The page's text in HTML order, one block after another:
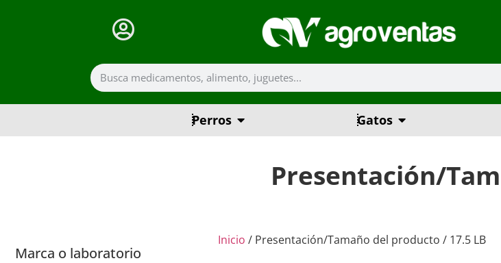
Perros Gatos
Presentación/
Marca o laboratorio
Inicio / Presentación/Tamaño del producto / 17.5 LB